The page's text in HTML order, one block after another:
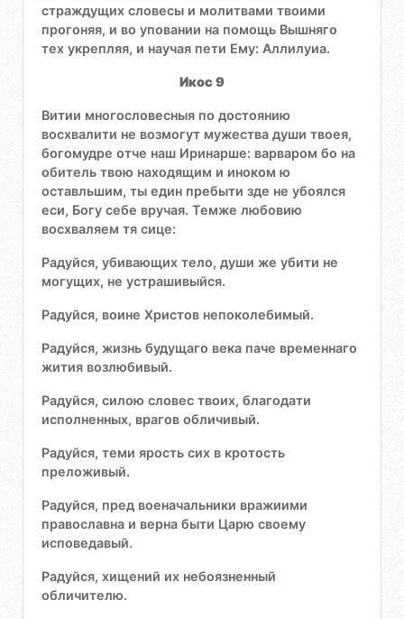
страждущих словесы и молитвами твоими
прогоняя, и во уповании на помощь Вышняго
тех укрепляя, и научая пети Ему: Аллилуиа.
Икос 9
Витии многословесныя по достоянию
восхвалити не возмогут мужества души твоея,
богомудре отче наш Иринарше: варваром бо на
обитель твою находящим и иноком ю
оставльшим, ты един пребыти зде не убоялся
ecи, Богу себе вручая. Темже любовию
восхваляем тя сице:
Радуйся, убивающих тело, души же убити не
могущих, не устрашивыйся.
Радуйся, воине Христов непоколебимый.
Радуйся, жизнь будущаго века паче временнаго
жития возлюбивый.
Радуйся, силою словес твоих, благодати
исполненных, врагов обличивый.
Радуйся, теми ярость сих в кротость
преложивый.
Радуйся, пред военачальники вражиими
православна и верна быти Царю своему
исповедавый.
Радуйся, хищений их небоязненный
обличителю.